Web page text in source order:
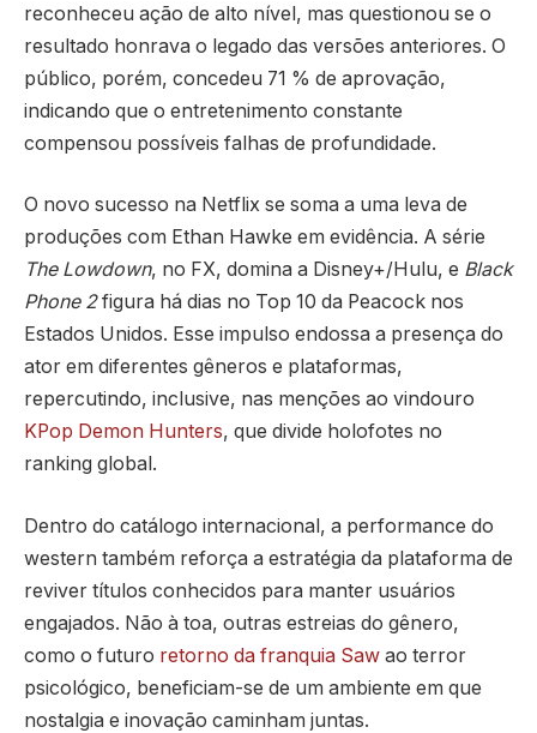
reconheceu ação de alto nível, mas questionou se o
resultado honrava o legado das versões anteriores. O
público, porém, concedeu 71 % de aprovação,
indicando que o entretenimento constante
compensou possíveis falhas de profundidade.
O novo sucesso na Netflix se soma a uma leva de
produções com Ethan Hawke em evidência. A série
The Lowdown, no FX, domina a Disney+/Hulu, e Black
Phone 2figura há dias no Top 10 da Peacock nos
Estados Unidos. Esse impulso endossa a presença do
ator em diferentes gêneros e plataformas,
repercutindo, inclusive, nas menções ao vindouro
KPop Demon Hunters, que divide holofotes no
ranking global.
Dentro do catálogo internacional, a performance do
western também reforça a estratégia da plataforma de
reviver títulos conhecidos para manter usuários
engajados. Não à toa, outras estreias do gênero,
como o futuro retorno da franquia Saw ao terror
psicológico, beneficiam-se de um ambiente em que
nostalgia e inovação caminham juntas.